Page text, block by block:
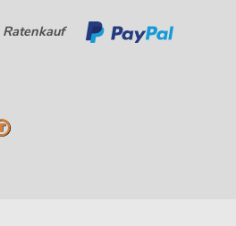
Ratenkauf